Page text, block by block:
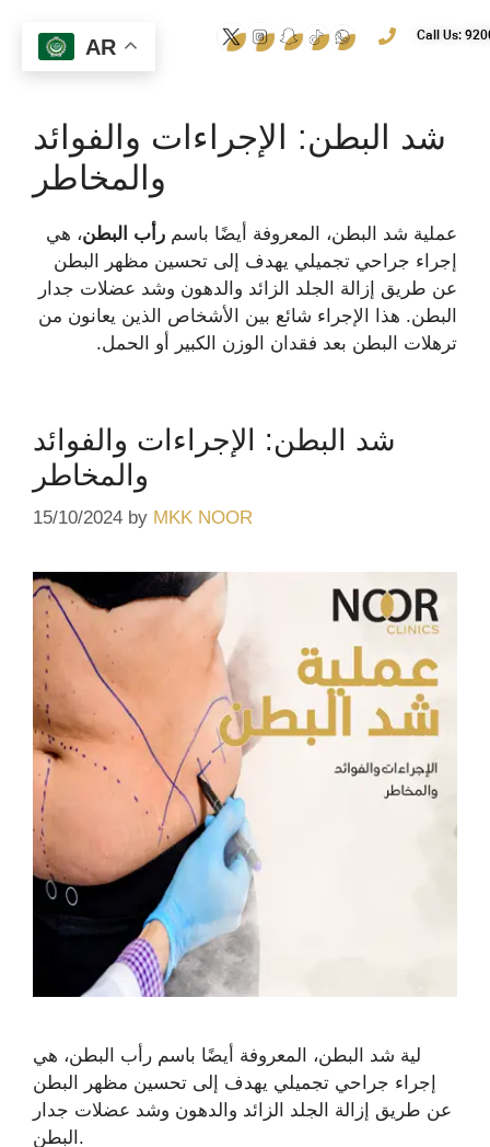
Call Us:
شد البطن: الإجراءات والفوائد
والمخاطر
عملية شد البطن، المعروفة أيضًا باسم رأب البطن، هي
إجراء جراحي تجميلي يهدف إلى تحسين مظهر البطن
عن طريق إزالة الجلد الزائد والدهون وشد عضلات جدار
البطن. هذا الإجراء شائع بين الأشخاص الذين يعانون من
ترهلات البطن بعد فقدان الوزن الكبير أو الحمل.
شد البطن: الإجراءات والفوائد
والمخاطر
15/10/2024 by MKK NOOR
لية شد البطن، المعروفة أيضًا باسم رأب البطن، هي
إجراء جراحي تجميلي يهدف إلى تحسين مظهر البطن
عن طريق إزالة الجلد الزائد والدهون وشد عضلات جدار
البطن.
AR